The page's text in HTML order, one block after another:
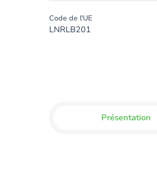
Code de l'UE
LNRLB201
Présentation